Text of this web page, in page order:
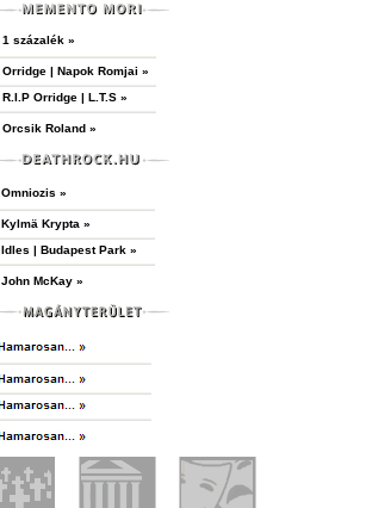
1 százalék »
Orridge | Napok Romjai »
R.I.P Orridge | L.T.S »
Orcsik Roland »
Omniozis »
Kylmä Krypta »
Idles | Budapest Park »
John McKay »